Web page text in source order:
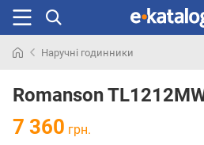
раніше
Наручні годинники
Romanson
7 360 грн.